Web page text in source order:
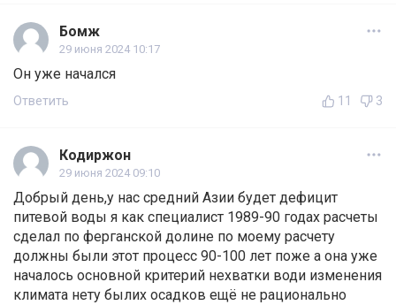
Бомж
29 июня 2024 10:17
Он уже начался
Ответить 11 3
Кодиржон
29 июня 2024 09:10
Добрый день,у нас средний Азии будет дефицит
питевой воды я как специалист 1989-90 годах расчеты
сделал по ферганской долине по моему расчету
должны были этот процесс 90-100 лет поже а она уже
началось основной критерий нехватки води изменения
климата нету былих осадков ещё не рационально